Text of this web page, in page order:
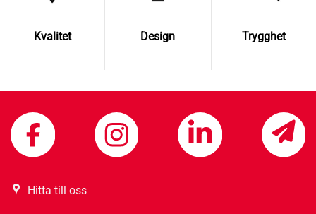
Kvalitet Design Trygghet
Hitta till oss